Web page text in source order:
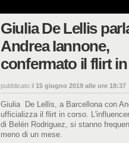
Giulia De Lellis
Andrea Iannone,
confermato il flirt
pubblicato il 15 giugno 2019 alle ore 18:37
Giulia De Lellis, a Barcellona con
ufficializza il flirt in corso.
di Belén Rodriguez, si stanno
meno di un mese.